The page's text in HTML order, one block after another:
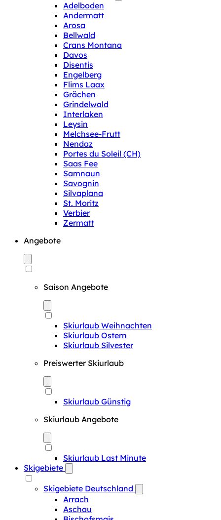
Adelboden
Andermatt
Arosa
Bellwald
Crans Montana
Davos
Disentis
Engelberg
Flims Laax
Grächen
Grindelwald
Interlaken
Leysin
Melchsee-Frutt
Nendaz
Portes du Soleil (CH)
Saas Fee
Samnaun
Savognin
Silvaplana
St. Moritz
Verbier
Zermatt
Angebote
Saison Angebote
Skiurlaub Weihnachten
Skiurlaub Ostern
Skiurlaub Silvester
Preiswerter Skiurlaub
Skiurlaub Günstig
Skiurlaub Angebote
Skiurlaub Last Minute
Skigebiete
Skigebiete Deutschland
Arrach
Aschau